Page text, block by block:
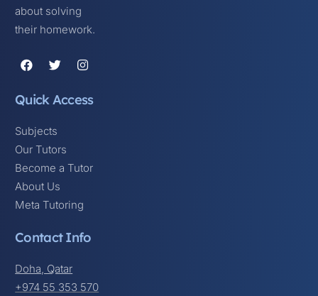
about solving
their homework.
Quick Access
Subjects
Our Tutors
Become a Tutor
About Us
Meta Tutoring
Contact Info
Doha, Qatar
+974 55 353 570